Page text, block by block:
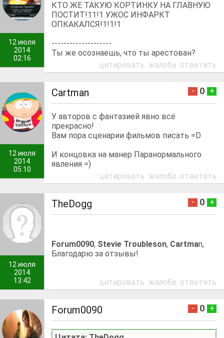
12 июля
2014
02:16
КТО ЖЕ ТАКУЮ КОРТИНКУ НА ГЛАВНУЮ
ПОСТИТ!11!1 УЖОС ИНФАРКТ
ОПКАКАЛСЯ!1!1!1
--------------------
Ты же осознаешь, что ты арестован?
цитировать жалоба ответить
12 июля
2014
05:10
Cartman - 0 +
У авторов с фантазией явно всё
прекрасно!
Вам пора сценарии фильмов писать =D
И концовка на манер Паранормального
явления =)
цитировать жалоба ответить
12 июля
2014
13:42
TheDogg - 0 +
Forum0090, Stevie Troubleson, Cartman,
Благодарю за отзывы!
цитировать жалоба ответить
Forum0090 - 0 +